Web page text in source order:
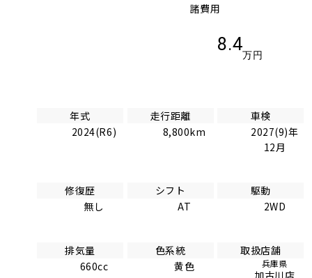
諸費用
8.4
万円
年式
2024(R6)
走行距離
8,800km
車検
2027(9)年
12月
修復歴
無し
シフト
AT
駆動
2WD
排気量
660cc
色系統
黄色
取扱店舗
兵庫県